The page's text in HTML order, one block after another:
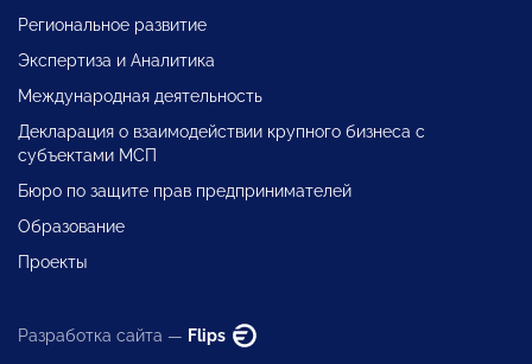
Региональное развитие
Экспертиза и Аналитика
Международная деятельность
Декларация о взаимодействии крупного бизнеса с
субъектами МСП
Бюро по защите прав предпринимателей
Образование
Проекты
Разработка сайта — Flips